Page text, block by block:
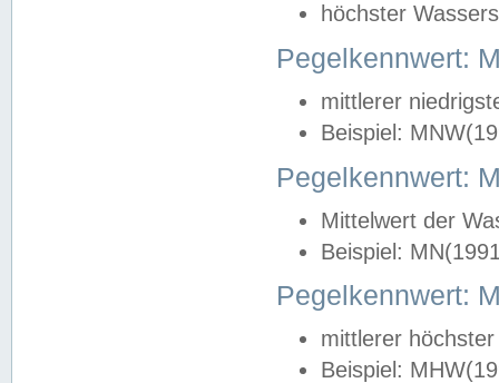
höchster
Pegelkennwert:
mittlerer
Beispiel:
Pegelkennwert:
Mittelwert der
Beispiel:
Pegelkennwert:
mittlerer
Beispiel: